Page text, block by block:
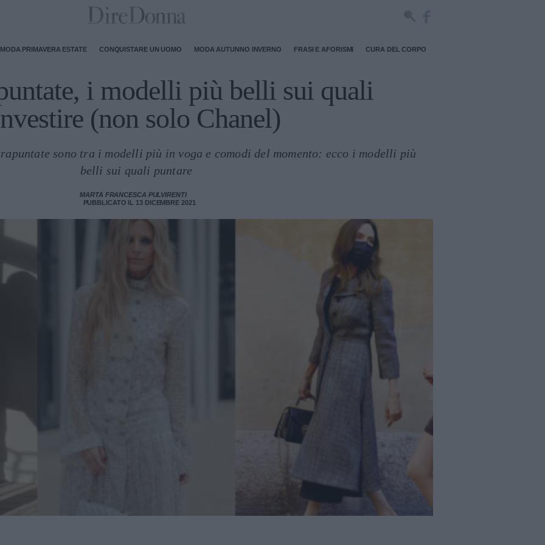
MODA PRIMAVERA ESTATE CONQUISTARE UN UOMO MODA AUTUNNO INVERNO FRASI E AFORISMI CURA DEL CORPO
i modelli più belli sui quali
(non solo Chanel)
sono tra i modelli più in voga e comodi del momento: ecco i modelli più
belli sui quali puntare
MARTA FRANCESCA PULVIRENTI
PUBBLICATO IL 13 DICEMBRE 2021